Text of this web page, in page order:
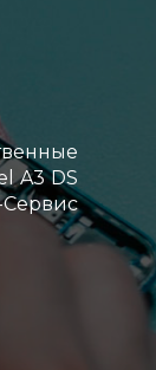
A3 DS